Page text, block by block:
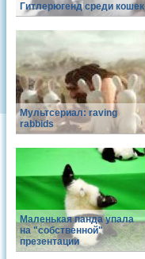
Гитлерюгенд среди кошек
Мультсериал: raving
rabbids
Маленькая панда упала
на "собственной"
презентации